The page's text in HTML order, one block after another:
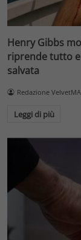
Henry Gibbs
riprende tutto
salvata
Redazione
Leggi di più